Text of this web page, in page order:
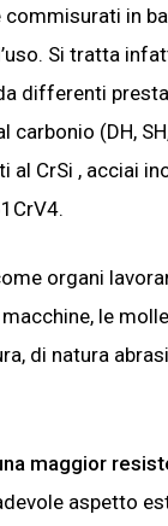
commisurati in
Si tratta
differenti
carbonio (DH,
al CrSi , acciai
organi
le
di natura
maggior
aspetto